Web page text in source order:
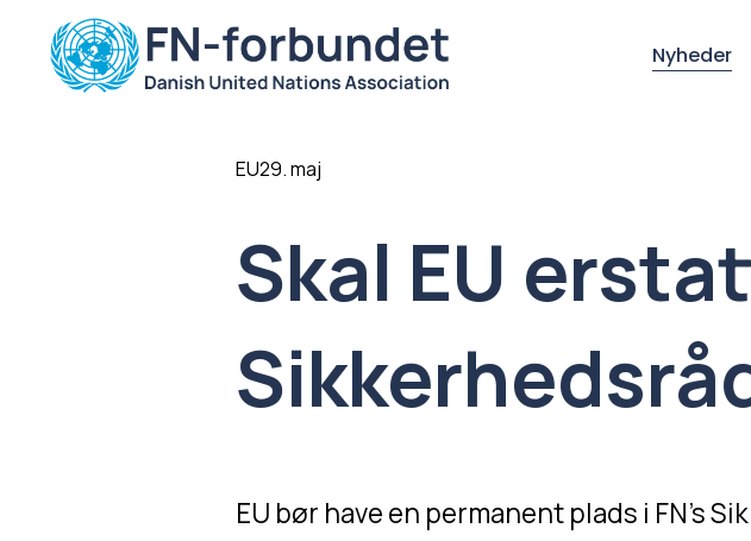
Nyheder
Skal EU
EU29. maj
EU bør have en permanent plads i FN’s